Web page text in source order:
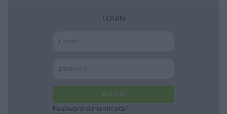
LOGIN
ACCEDI
Password dimenticata?